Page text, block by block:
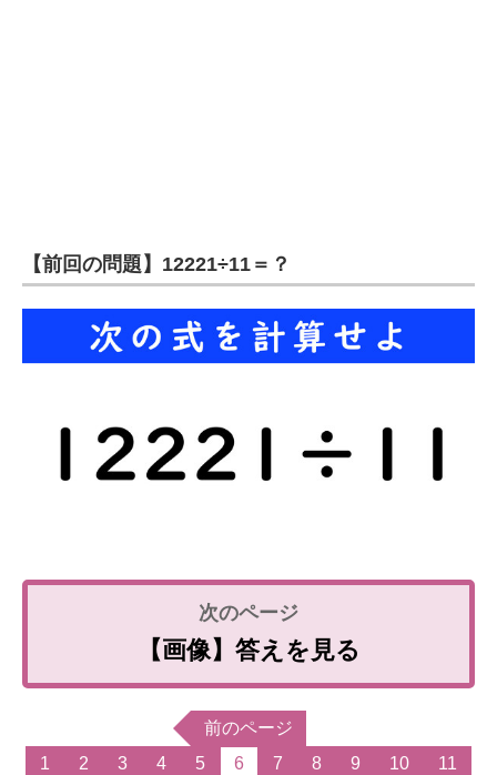
建設×テクノロジーの最前線
ちょっと気になるネットの話題
【前回の問題】12221÷11＝？
【画像】答えを見る
前のページ
1
2 3 4 5 6 7 8 9 10
11